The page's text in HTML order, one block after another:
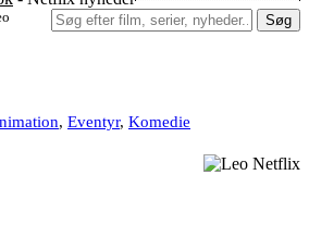
Søg
, Eventyr, Komedie